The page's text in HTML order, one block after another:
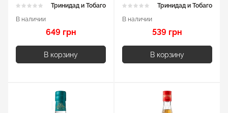
Тринидад и Тобаго
В наличии
649 грн
В корзину
Тринидад и Тобаго
В наличии
539 грн
В корзину